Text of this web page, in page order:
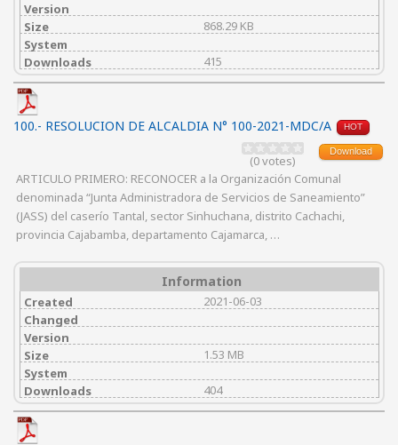
Version
Size
868.29 KB
System
Downloads
415
100.- RESOLUCION DE ALCALDIA N° 100-2021-MDC/A HOT
Download
(0 votes)
ARTICULO PRIMERO: RECONOCER a la Organización Comunal
denominada “Junta Administradora de Servicios de Saneamiento”
(JASS) del caserío Tantal, sector Sinhuchana, distrito Cachachi,
provincia Cajabamba, departamento Cajamarca, …
Information
Created
2021-06-03
Changed
Version
Size
1.53 MB
System
Downloads
404